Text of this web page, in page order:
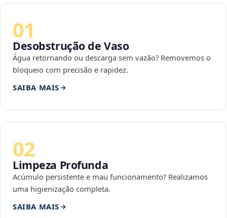
01
Desobstrução de Vaso
Água retornando ou descarga sem vazão? Removemos o
bloqueio com precisão e rapidez.
SAIBA MAIS
02
Limpeza Profunda
Acúmulo persistente e mau funcionamento? Realizamos
uma higienização completa.
SAIBA MAIS